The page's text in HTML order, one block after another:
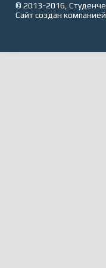
© 2013-2016,
Сайт создан компанией